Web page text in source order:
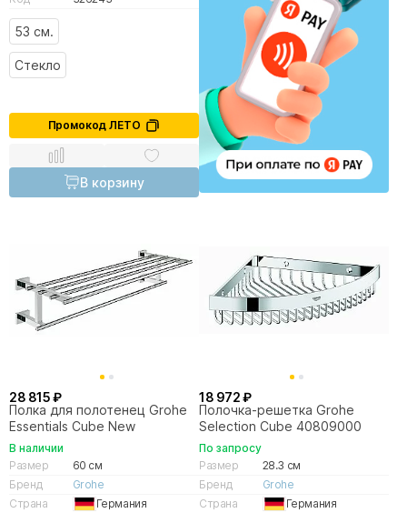
53 см.
Стекло
Промокод ЛЕТО
В корзину
28 815 ₽
Полка для полотенец Grohe
Essentials Cube New
В наличии
Размер
60 см
Бренд
Grohe
Страна
Германия
18 972 ₽
Полочка-решетка Grohe
Selection Cube 40809000
По запросу
Размер
28.3 см
Бренд
Grohe
Страна
Германия